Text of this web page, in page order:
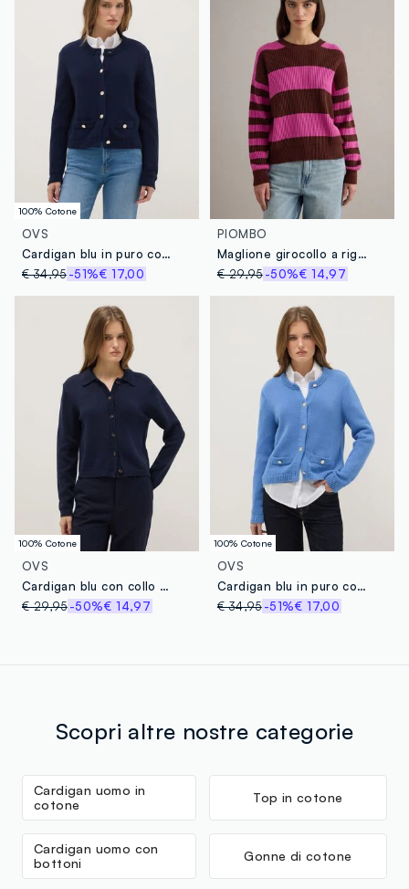
100% Cotone
OVS
Cardigan blu in puro cotone regular fit con bottoni
€ 34,95-51%€ 17,00
PIOMBO
Maglione girocollo a righe multicolor in misto cotone regular fit
€ 29,95 -50%€ 14,97
100% Cotone
OVS
Cardigan blu con collo polo in puro cotone regular fit
€ 29,95-50%€ 14,97
100% Cotone
OVS
Cardigan blu in puro cotone regular fit con bottoni
€ 34,95 -51%€ 17,00
Scopri altre nostre categorie
Cardigan uomo in
cotone
Top in cotone
Cardigan uomo con
bottoni
Gonne di cotone